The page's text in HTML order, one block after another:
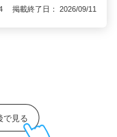
掲載終了日： 2026/09/11